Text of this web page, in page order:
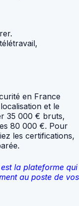
en France
et le
35 000 € bruts,
80 000 €. Pour
les certifications,
la plateforme qui
au poste de vos